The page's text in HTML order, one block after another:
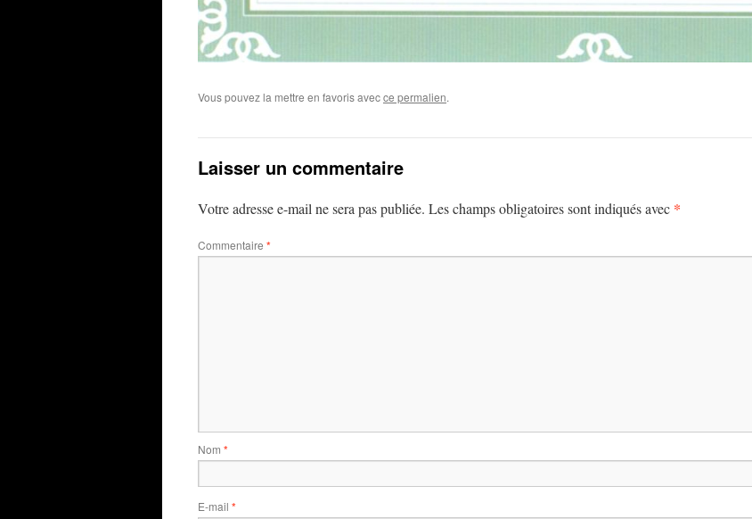
Vous pouvez la mettre en favoris avecce permalien.
Laisser un commentaire
Votre adresse e-mail ne sera pas publiée. Les champs obligatoires sont indiqués avec *
Commentaire *
Nom *
E-mail *